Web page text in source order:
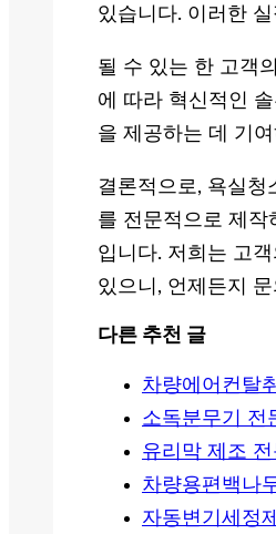
있습니다. 이러한
될 수 있는 한 고객
에 따라 혁신적인
을 제공하는 데 기
결론적으로, 욕실청
를 전문적으로 제작
입니다. 저희는 고
있으니, 언제든지
다른 추천 글
차량에어컨탈
소독분무기 전
유리막 제조
차량용편백나
자동변기세정